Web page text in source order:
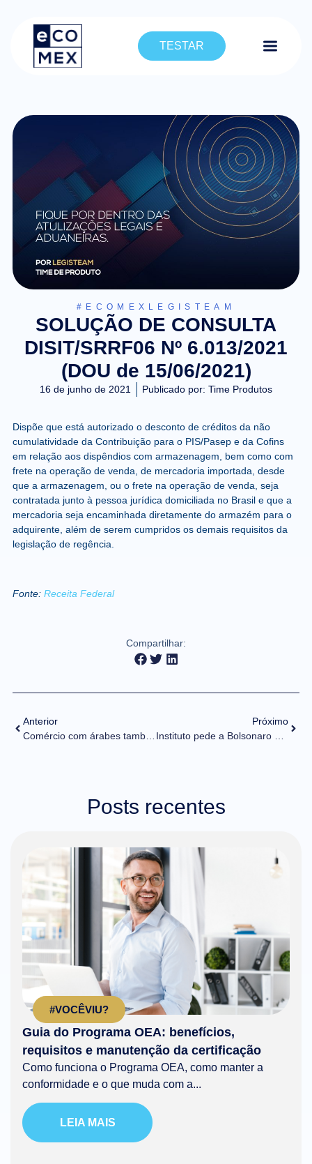
TESTAR
#ECOMEXLEGISTEAM
SOLUÇÃO DE CONSULTA
DISIT/SRRF06 Nº 6.013/2021
(DOU de 15/06/2021)
16 de junho de 2021 Publicado por: Time Produtos
Dispõe que está autorizado o desconto de créditos da não
cumulatividade da Contribuição para o PIS/Pasep e da Cofins
em relação aos dispêndios com armazenagem, bem como com
frete na operação de venda, de mercadoria importada, desde
que a armazenagem, ou o frete na operação de venda, seja
contratada junto à pessoa jurídica domiciliada no Brasil e que a
mercadoria seja encaminhada diretamente do armazém para o
adquirente, além de serem cumpridos os demais requisitos da
legislação de regência.
Fonte: Receita Federal
Compartilhar:
Anterior
Comércio com árabes também enfrenta alta no preço de fretes
Próximo
Posts recentes
#VOCÊVIU?
Guia do Programa OEA: benefícios,
requisitos e manutenção da certificação
Como funciona o Programa OEA, como manter a
conformidade e o que muda com a...
LEIA MAIS